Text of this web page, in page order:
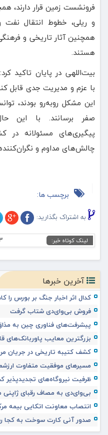
فرونشست زمین قرار دارند،
و ریلی، خطوط انتقال
همچنین آثار تاریخی و
هستند.
بیت‌اللهی در پایان تاکید
با عزم و مدیریت جدی قابل
این مشکل روبه‌رو بودند،
صفر برسانند. با این
پیگیری‌های مسئولانه در
چالش‌های مداوم و
برچسب ها:
به اشتراک بگذارید:
لینک کوتاه خبر:
آخرین خبرها
کدال اثر اخبار جنگ بر بورس
فروش بی‌وای‌دی شتاب گرفت
پیشرفت‌های فناوری چین به
بزرگترین معایب پاوربانک‌های
کشف کتیبه تاریخی در جریان
مسیرهای موفقیت متفاوت
ظرفیت نیروگاه‌های تجدیدپذیر
بی‌وای‌دی به مصاف رقبای ژاپنی
انتصاب معاونت اتکایی بیمه
صدور آنی کارت سوخت به کجا